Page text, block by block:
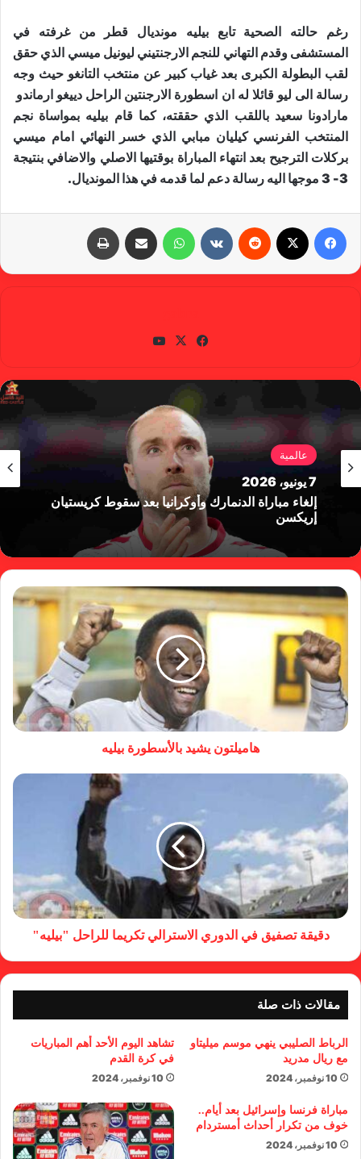
رغم حالته الصحية تابع بيليه مونديال قطر من غرفته في
المستشفى وقدم التهاني للنجم الارجنتيني ليونيل ميسي الذي حقق
لقب البطولة الكبرى بعد غياب كبير عن منتخب التانغو حيث وجه
رسالة الى ليو قائلا له ان اسطورة الارجنتين الراحل دييغو ارماندو ​
مارادونا​ سعيد باللقب الذي حققته، كما قام بيليه بمواساة نجم
المنتخب الفرنسي ​كيليان مبابي​ الذي خسر النهائي امام ميسي
بركلات الترجيح بعد انتهاء المباراة بوقتيها الاصلي والاضافي بنتيجة
3- 3 موجها اليه رسالة دعم لما قدمه في هذا المونديال.
واتساب
في
وك
X
عالمية
7 يونيو، 2026
إلغاء مباراة الدنمارك وأوكرانيا بعد سقوط كريستيان
إريكسن
هاميلتون يشيد بالأسطورة بيليه
دقيقة تصفيق في الدوري الاسترالي تكريما للراحل "بيليه"
مقالات ذات صلة
الرباط الصليبي ينهي موسم ميليتاو
مع ريال مدريد
10 نوفمبر، 2024
تشاهد اليوم الأحد أهم المباريات
في كرة القدم
10 نوفمبر، 2024
مباراة فرنسا وإسرائيل بعد أيام..
خوف من تكرار أحداث أمستردام
10 نوفمبر، 2024